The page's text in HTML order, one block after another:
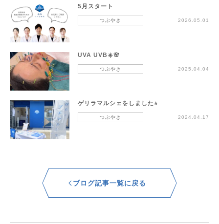
5月スタート
つぶやき 2026.05.01
UVA UVB☀️🌸
つぶやき 2025.04.04
ゲリラマルシェをしました⭐︎
つぶやき 2024.04.17
ブログ記事一覧に戻る